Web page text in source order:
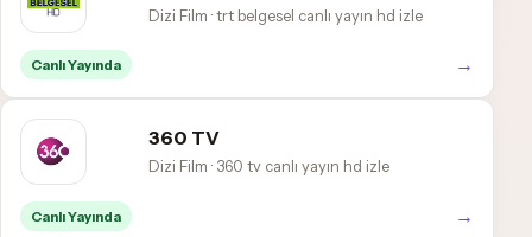
Dizi Film · trt belgesel canlı yayın hd izle
Canlı Yayında →
360 TV
Dizi Film · 360 tv canlı yayın hd izle
Canlı Yayında →